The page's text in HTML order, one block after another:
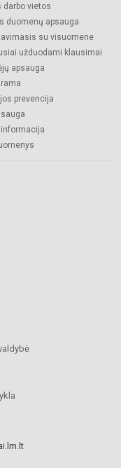
darbo vietos
duomenų apsauga
su visuomene
užduodami klausimai
apsauga
prevencija